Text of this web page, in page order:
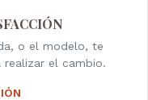
o el modelo, te
el cambio.